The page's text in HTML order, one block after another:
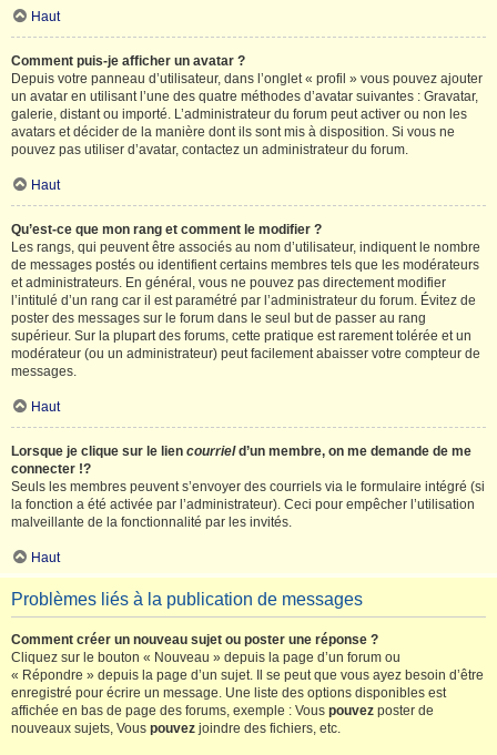
Haut
Comment puis-je afficher un avatar ?
Depuis votre panneau d’utilisateur, dans l’onglet « profil » vous pouvez ajouter
un avatar en utilisant l’une des quatre méthodes d’avatar suivantes : Gravatar,
galerie, distant ou importé. L’administrateur du forum peut activer ou non les
avatars et décider de la manière dont ils sont mis à disposition. Si vous ne
pouvez pas utiliser d’avatar, contactez un administrateur du forum.
Haut
Qu’est-ce que mon rang et comment le modifier ?
Les rangs, qui peuvent être associés au nom d’utilisateur, indiquent le nombre
de messages postés ou identifient certains membres tels que les modérateurs
et administrateurs. En général, vous ne pouvez pas directement modifier
l’intitulé d’un rang car il est paramétré par l’administrateur du forum. Évitez de
poster des messages sur le forum dans le seul but de passer au rang
supérieur. Sur la plupart des forums, cette pratique est rarement tolérée et un
modérateur (ou un administrateur) peut facilement abaisser votre compteur de
messages.
Haut
Lorsque je clique sur le lien courrield’un membre, on me demande de me
connecter !?
Seuls les membres peuvent s’envoyer des courriels via le formulaire intégré (si
la fonction a été activée par l’administrateur). Ceci pour empêcher l’utilisation
malveillante de la fonctionnalité par les invités.
Haut
Problèmes liés à la publication de messages
Comment créer un nouveau sujet ou poster une réponse ?
Cliquez sur le bouton « Nouveau » depuis la page d’un forum ou
« Répondre » depuis la page d’un sujet. Il se peut que vous ayez besoin d’être
enregistré pour écrire un message. Une liste des options disponibles est
affichée en bas de page des forums, exemple : Vous pouvez poster de
nouveaux sujets, Vous pouvez joindre des fichiers, etc.